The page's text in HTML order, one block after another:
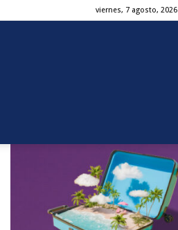
viernes, 7 agosto, 2026